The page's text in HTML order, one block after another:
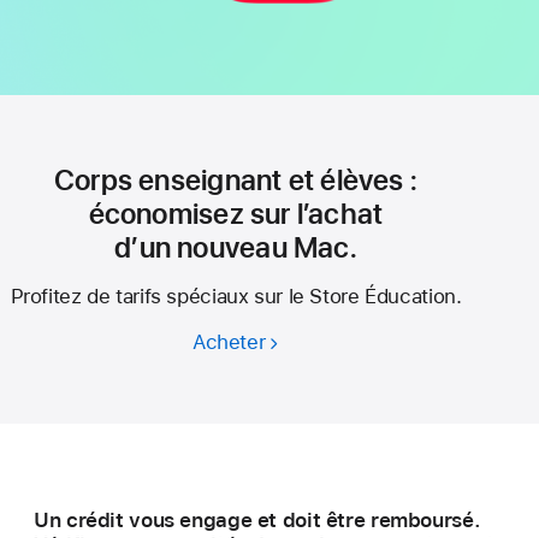
Corps enseignant et élèves :
économisez sur l’achat
d’un nouveau Mac.
Profitez de tarifs spéciaux sur le Store Éducation.
AcheterCorps
Un crédit vous engage et doit être remboursé.